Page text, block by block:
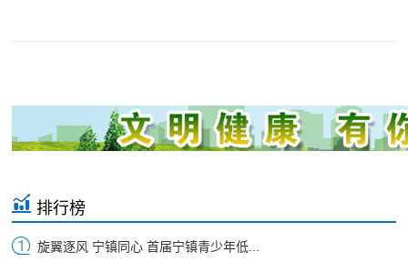
排行榜
旋翼逐风 宁镇同心 首届宁镇青少年低...